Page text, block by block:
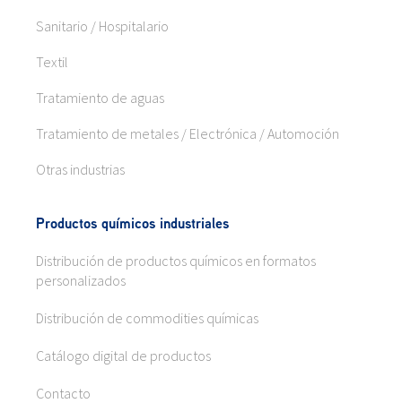
Sanitario / Hospitalario
Textil
Tratamiento de aguas
Tratamiento de metales / Electrónica / Automoción
Otras industrias
Productos químicos industriales
Distribución de productos químicos en formatos
personalizados
Distribución de commodities químicas
Catálogo digital de productos
Contacto